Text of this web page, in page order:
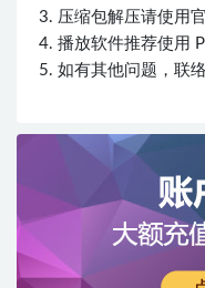
3. 压缩包解压请使用
4. 播放软件推荐使用
5. 如有其他问题，联